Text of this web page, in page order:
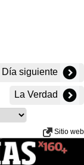
Día siguiente
La Verdad
Sitio web